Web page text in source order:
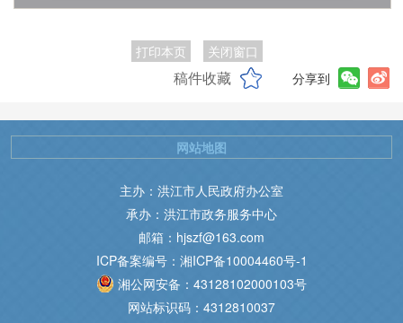
打印本页 关闭窗口
稿件收藏 分享到
主办：洪江市人民政府办公室
承办：洪江市政务服务中心
邮箱：hjszf@163.com
ICP备案编号：湘ICP备10004460号-1
湘公网安备：43128102000103号
网站标识码：4312810037
网站地图